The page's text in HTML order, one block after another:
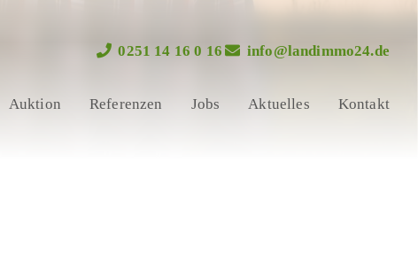
0251 14 16 0 16 info@landimmo24.de
Auktion Referenzen Jobs Aktuelles Kontakt